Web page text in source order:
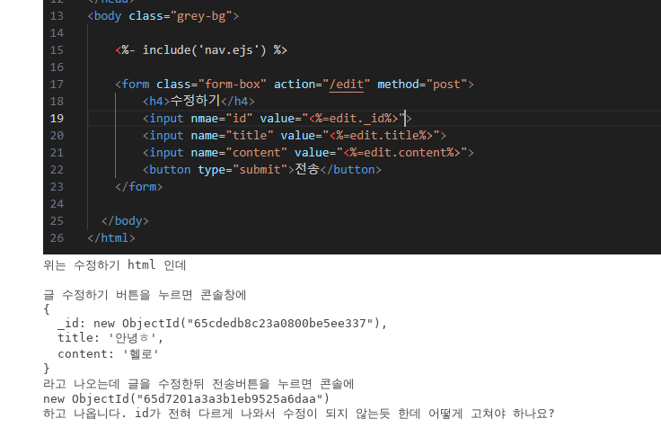
위는 수정하기 html 인데
글 수정하기 버튼을 누르면 콘솔창에
{
  _id: new ObjectId("65cdedb8c23a0800be5ee337"),
  title: '안녕ㅎ',
  content: '헬로'
}
라고 나오는데 글을 수정한뒤 전송버튼을 누르면 콘솔에
new ObjectId("65d7201a3a3b1eb9525a6daa")
하고 나옵니다. id가 전혀 다르게 나와서 수정이 되지 않는듯 한데 어떻게 고쳐야 하나요?